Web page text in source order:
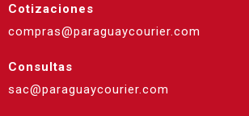
Cotizaciones
compras@paraguaycourier.com
Consultas
sac@paraguaycourier.com